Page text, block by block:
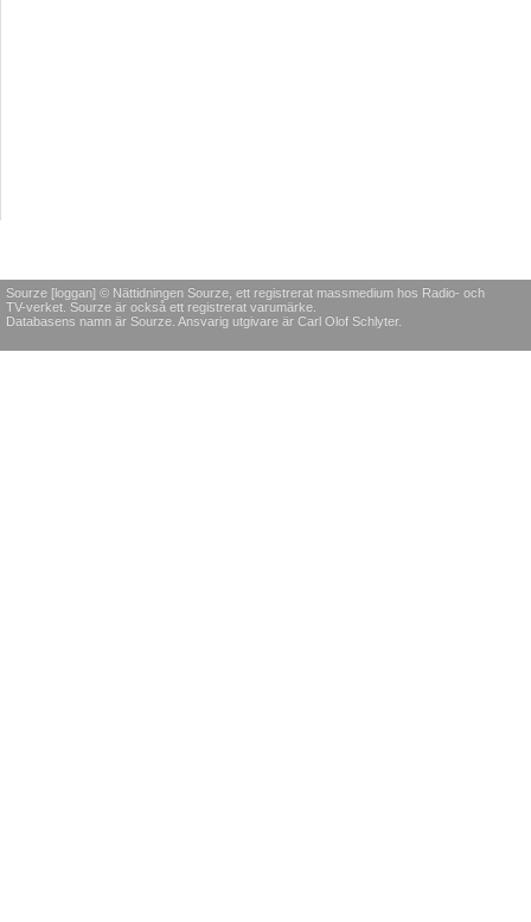
Sourze [loggan] © Nättidningen Sourze, ett registrerat massmedium hos Radio- och
TV-verket. Sourze är också ett registrerat varumärke.
Databasens namn är Sourze. Ansvarig utgivare är Carl Olof Schlyter.